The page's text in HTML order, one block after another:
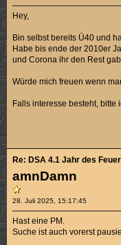
Hey,
Bin selbst bereits Ü40 und
Habe bis ende der 2010er
und Corona ihr den Rest
Würde mich freuen wenn
Falls interesse besteht, bitte
amnDamn
28. Juli 2025, 15:17:45
Re: DSA 4.1 Jahr des
Hast eine PM.
Suche ist auch vorerst